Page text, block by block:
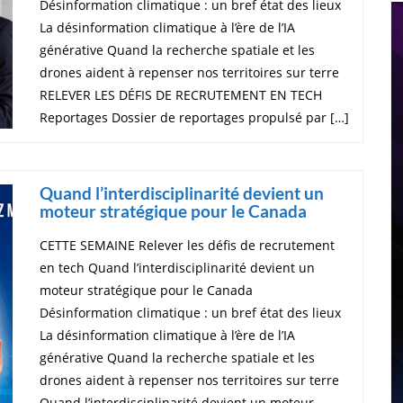
Désinformation climatique : un bref état des lieux
La désinformation climatique à l’ère de l’IA
générative Quand la recherche spatiale et les
drones aident à repenser nos territoires sur terre
RELEVER LES DÉFIS DE RECRUTEMENT EN TECH
Reportages Dossier de reportages propulsé par […]
Quand l’interdisciplinarité devient un
moteur stratégique pour le Canada
CETTE SEMAINE Relever les défis de recrutement
en tech Quand l’interdisciplinarité devient un
moteur stratégique pour le Canada
Désinformation climatique : un bref état des lieux
La désinformation climatique à l’ère de l’IA
générative Quand la recherche spatiale et les
drones aident à repenser nos territoires sur terre